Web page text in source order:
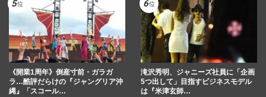
《開業1周年》倒産寸前・ガラガ
ラ…酷評だらけの『ジャングリア沖
縄』「スコール…
滝沢秀明、ジャニーズ社員に「企画
5つ出して」目指すビジネスモデル
は『米津玄師…